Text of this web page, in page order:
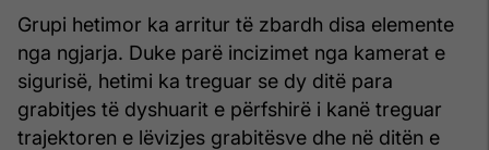
Grupi hetimor ka arritur të zbardh disa elemente
nga ngjarja. Duke parë incizimet nga kamerat e
sigurisë, hetimi ka treguar se dy ditë para
grabitjes të dyshuarit e përfshirë i kanë treguar
trajektoren e lëvizjes grabitësve dhe në ditën e